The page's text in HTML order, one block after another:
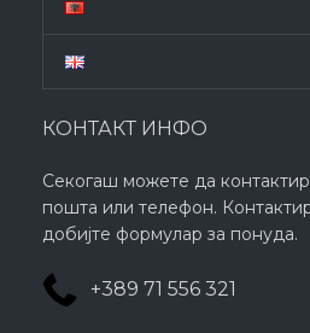
КОНТАКТ ИНФО
Секогаш можете да
пошта или телефон.
добијте формулар за понуда.
+389 71 556 321